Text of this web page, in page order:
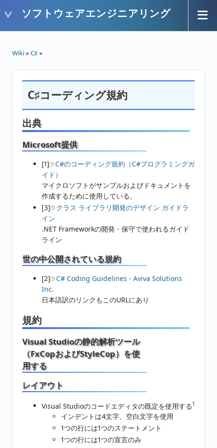
ソフトウェアエンジニアリング
Wiki» C♯»
C♯コーディング規約
出典
Microsoft提供
[1]
C#のコーディング規約（C#プログラミングガ
イド）
マイクロソフトがサンプルおよびドキュメントを
作成するために使用している。
[3]
クラス ライブラリ開発のデザイン ガイドラ
イン
.NET Frameworkの開発・保守で使われるガイド
ライン
世の中公開されている規約
[2]
C# Coding Guidelines - Aviva Solutions
Inc.
日本語訳のリンクもこのURLにあり
規約
Visual Studioの静的解析ツール
（FxCopおよびStyleCop）を使
用する
レイアウト
Visual Studioのコードエディタの既定を使用する1
インデントは4文字、空白文字を使用
1つの行には1つのステートメント
1つの行には1つの宣言のみ